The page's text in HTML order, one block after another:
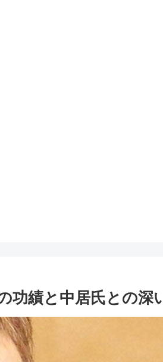
功績と中居氏との深